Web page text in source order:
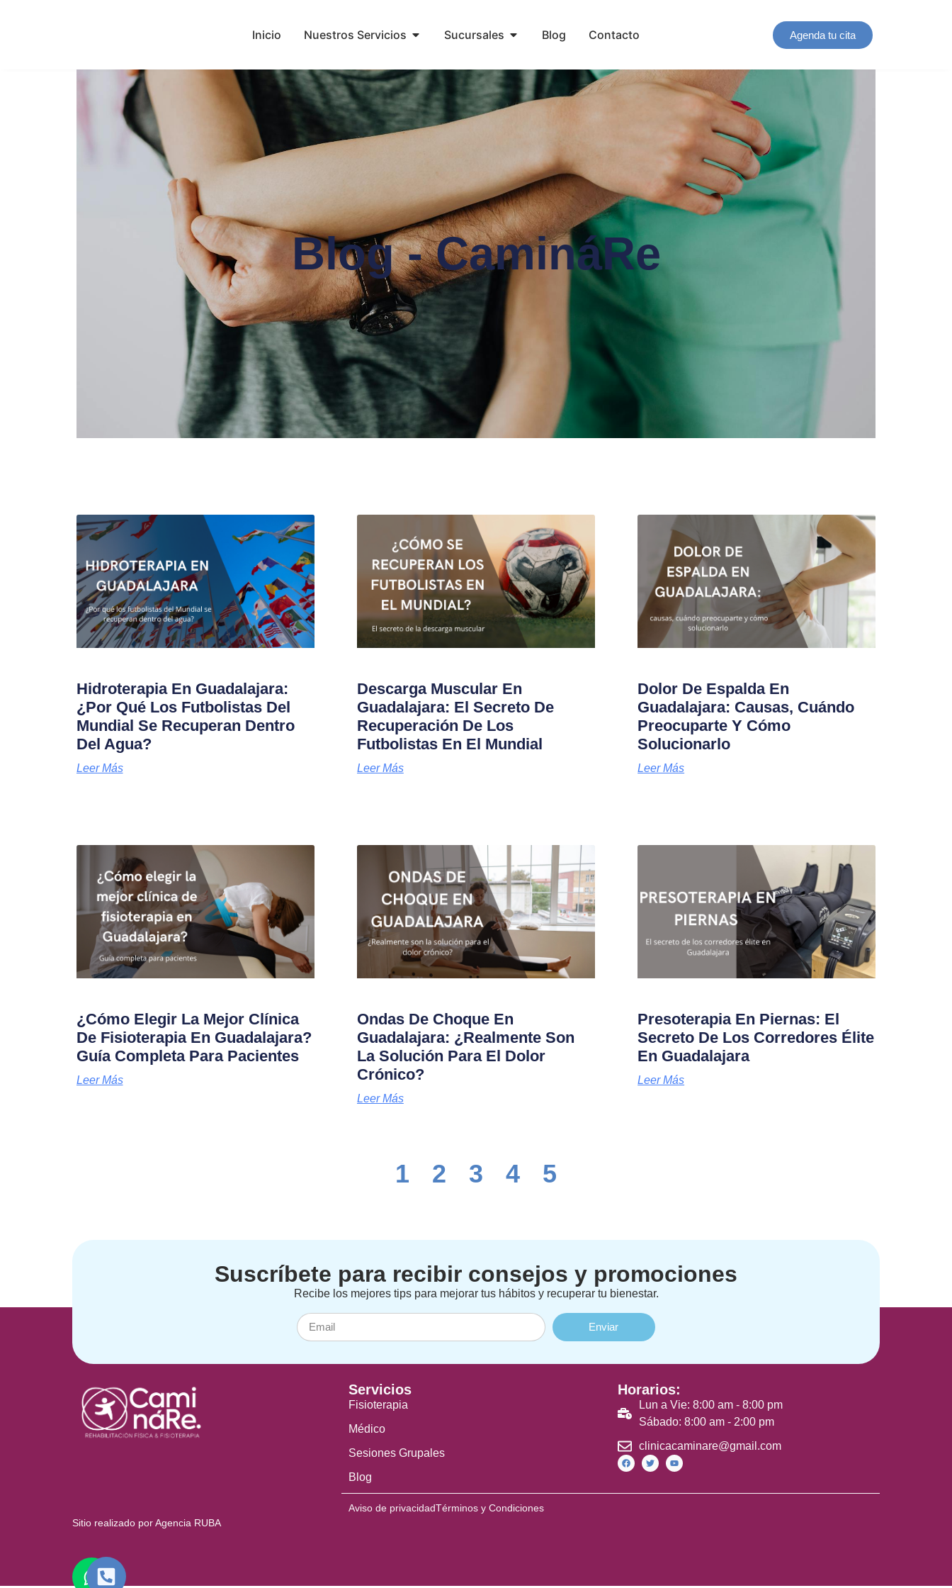
Inicio Nuestros Servicios Sucursales Blog Contacto Agenda tu cita
Blog - CamináRe
Hidroterapia En Guadalajara:
¿Por Qué Los Futbolistas Del
Mundial Se Recuperan Dentro
Del Agua?
Leer Más
Descarga Muscular En
Guadalajara: El Secreto De
Recuperación De Los
Futbolistas En El Mundial
Leer Más
Dolor De Espalda En
Guadalajara: Causas, Cuándo
Preocuparte Y Cómo
Solucionarlo
Leer Más
¿Cómo Elegir La Mejor Clínica
De Fisioterapia En Guadalajara?
Guía Completa Para Pacientes
Leer Más
Ondas De Choque En
Guadalajara: ¿Realmente Son
La Solución Para El Dolor
Crónico?
Leer Más
Presoterapia En Piernas: El
Secreto De Los Corredores Élite
En Guadalajara
Leer Más
1 2 3 4 5
Suscríbete para recibir consejos y promociones
Recibe los mejores tips para mejorar tus hábitos y recuperar tu bienestar.
Enviar
Servicios
Fisioterapia
Médico
Sesiones Grupales
Blog
Horarios:
Lun a Vie: 8:00 am - 8:00 pm
Sábado: 8:00 am - 2:00 pm
clinicacaminare@gmail.com
Sitio realizado por Agencia RUBA
Aviso de privacidadTérminos y Condiciones